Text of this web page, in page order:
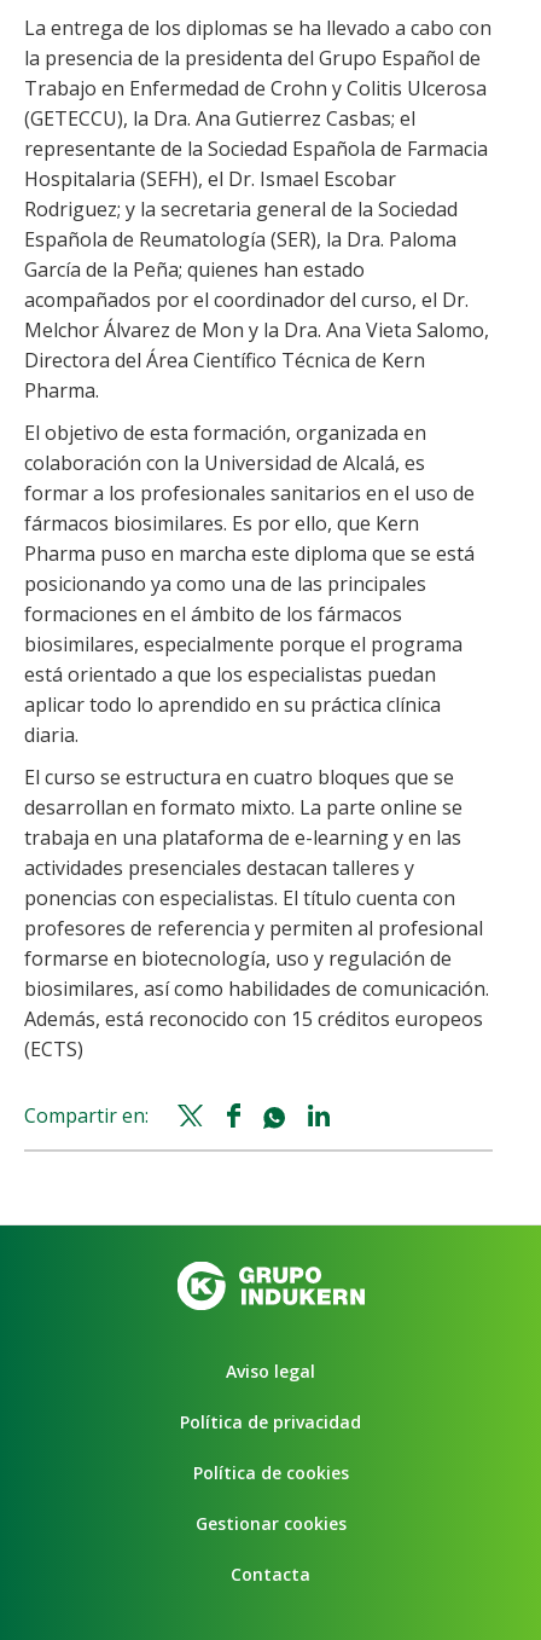
La entrega de los diplomas se ha llevado a cabo con
la presencia de la presidenta del Grupo Español de
Trabajo en Enfermedad de Crohn y Colitis Ulcerosa
(GETECCU), la Dra. Ana Gutierrez Casbas; el
representante de la Sociedad Española de Farmacia
Hospitalaria (SEFH), el Dr. Ismael Escobar
Rodriguez; y la secretaria general de la Sociedad
Española de Reumatología (SER), la Dra. Paloma
García de la Peña; quienes han estado
acompañados por el coordinador del curso, el Dr.
Melchor Álvarez de Mon y la Dra. Ana Vieta Salomo,
Directora del Área Científico Técnica de Kern
Pharma.
El objetivo de esta formación, organizada en
colaboración con la Universidad de Alcalá, es
formar a los profesionales sanitarios en el uso de
fármacos biosimilares. Es por ello, que Kern
Pharma puso en marcha este diploma que se está
posicionando ya como una de las principales
formaciones en el ámbito de los fármacos
biosimilares, especialmente porque el programa
está orientado a que los especialistas puedan
aplicar todo lo aprendido en su práctica clínica
diaria.
El curso se estructura en cuatro bloques que se
desarrollan en formato mixto. La parte online se
trabaja en una plataforma de e-learning y en las
actividades presenciales destacan talleres y
ponencias con especialistas. El título cuenta con
profesores de referencia y permiten al profesional
formarse en biotecnología, uso y regulación de
biosimilares, así como habilidades de comunicación.
Además, está reconocido con 15 créditos europeos
(ECTS)
Compartir en:
Twitter
share
Facebook
share
Whatsapp
shareshare
Aviso legal
Política de privacidad
Política de cookies
Gestionar cookies
Contacta